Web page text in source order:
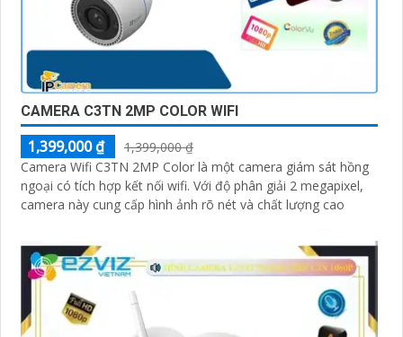
CAMERA C3TN 2MP COLOR WIFI
1,399,000 ₫
1,399,000 ₫
Camera Wifi C3TN 2MP Color là một camera giám sát hồng
ngoại có tích hợp kết nối wifi. Với độ phân giải 2 megapixel,
camera này cung cấp hình ảnh rõ nét và chất lượng cao